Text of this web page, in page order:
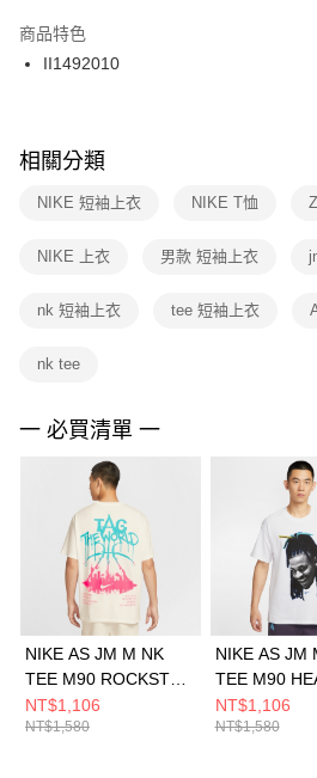
２．訂單成立數日內，您將收到繳費通知簡訊
３．收到繳費通知簡訊後14天內，點擊此簡
ATM／網路銀行／等多元方式進行付款，方視
※ 交易是否成功請以「AFTEE先享後付 」之
是否繳費成功／繳費後需取消欲退款等相關
客戶支援中心」https://
１．透過由恩沛科技股份有限公司提供之「
權轉讓予恩沛科技股份有限公司。
３．未成年的使用者請事先徵得法定代理人
４．使用「AFTEE先享後付」時，將依據個
請求用戶進行身份認證。
５．嚴禁一人註冊多個帳號或使用他人資訊
恩沛科技股份有限公司將有權停止該用戶之
付款後門市自取
每筆NT$100，滿NT$1,500(含以上)免運
商品特色
II1492010
相關分類
NIKE 短袖上衣 NIKE T恤
NIKE 上衣 男款 短袖上衣
nk 短袖上衣 tee 短袖上衣
nk tee
一 必買清單 一
NIKE AS JM M NK
TEE M90 ROCKSTAR
2 男 短袖上衣
II1490133
NT$1,106
NT$1,580
NIKE AS JM
TEE M90
LOOSE 男 短
HJ3429100
NT$1,106
NT$1,580